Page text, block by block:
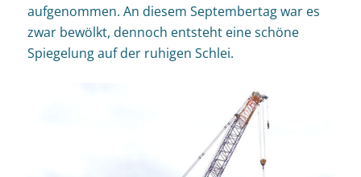
aufgenommen. An diesem Septembertag war es
zwar bewölkt, dennoch entsteht eine schöne
Spiegelung auf der ruhigen Schlei.